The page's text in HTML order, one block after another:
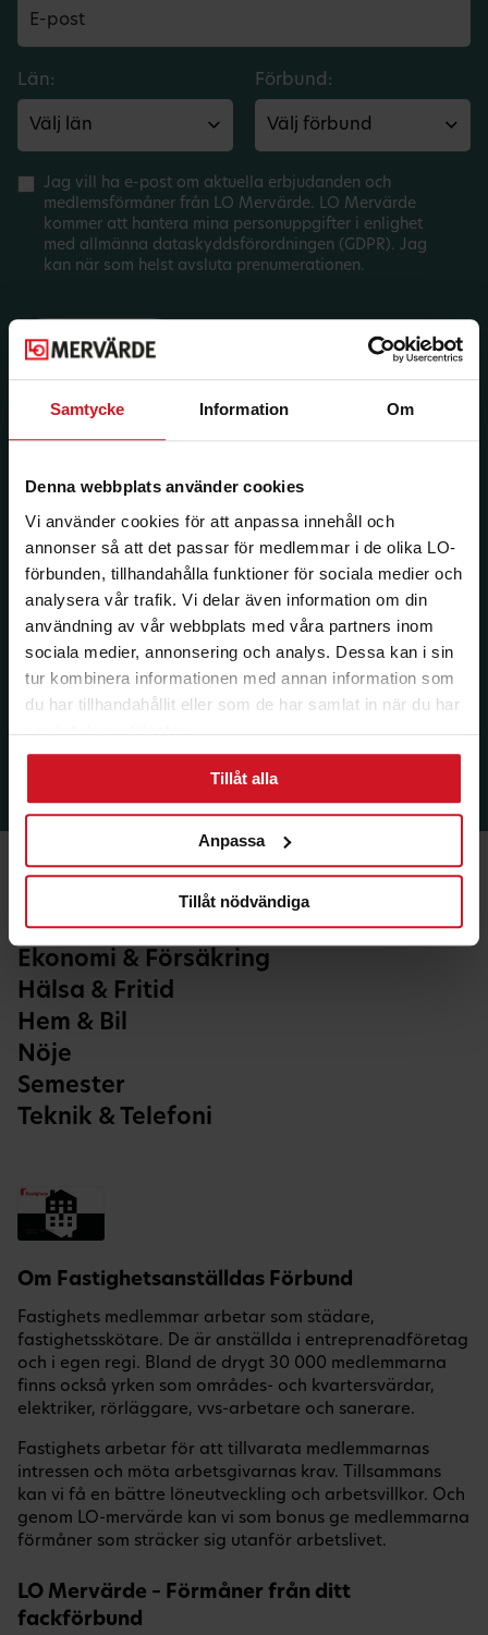
Samtycke Information Om
Denna webbplats använder cookies
Vi använder cookies för att anpassa innehåll och
annonser så att det passar för medlemmar i de olika LO-
förbunden, tillhandahålla funktioner för sociala medier och
analysera vår trafik. Vi delar även information om din
användning av vår webbplats med våra partners inom
sociala medier, annonsering och analys. Dessa kan i sin
tur kombinera informationen med annan information som
du har tillhandahållit eller som de har samlat in när du har
använt deras tjänster.
Tillåt alla
Anpassa
Tillåt nödvändiga
Län: Förbund:
Jag vill ha e-post om aktuella erbjudanden och
medlemsförmåner från LO Mervärde. LO Mervärde
kommer att hantera mina personuppgifter i enlighet
med allmänna dataskyddsförordningen (GDPR). Jag
kan när som helst avsluta prenumerationen.
Ekonomi & Försäkring
Hälsa & Fritid
Hem & Bil
Nöje
Semester
Teknik & Telefoni
Om Fastighetsanställdas Förbund
Fastighets medlemmar arbetar som städare,
fastighetsskötare. De är anställda i entreprenadföretag
och i egen regi. Bland de drygt 30 000 medlemmarna
finns också yrken som områdes- och kvartersvärdar,
elektriker, rörläggare, vvs-arbetare och sanerare.
Fastighets arbetar för att tillvarata medlemmarnas
intressen och möta arbetsgivarnas krav. Tillsammans
kan vi få en bättre löneutveckling och arbetsvillkor. Och
genom LO-mervärde kan vi som bonus ge medlemmarna
förmåner som sträcker sig utanför arbetslivet.
LO Mervärde – Förmåner från ditt
fackförbund